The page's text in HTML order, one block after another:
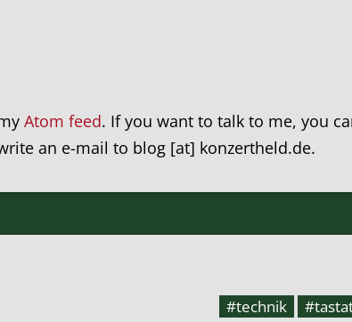
Atom feed. If you want to talk to me, you
an e-mail to blog [at] konzertheld.de.
#technik